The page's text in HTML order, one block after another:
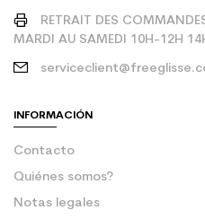
RETRAIT DES
MARDI AU SAMEDI 10H-12H
INFORMACIÓN
Contacto
Quiénes somos?
Notas legales